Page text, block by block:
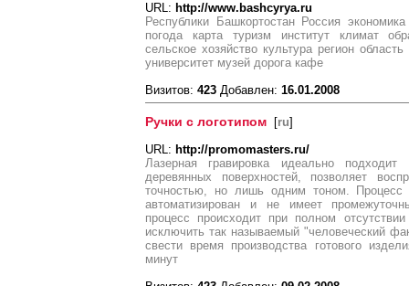
URL: http://www.bashcyrya.ru
Республики Башкортостан Россия
погода карта туризм институт климат
сельское хозяйство культура регион
университет музей дорога кафе
Визитов: 423 Добавлен: 16.01.2008
Ручки с логотипом [ru]
URL: http://promomasters.ru/
Лазерная гравировка идеально
деревянных поверхностей, позволяет
точностью, но лишь одним тоном. Процесс
автоматизирован и не имеет
процесс происходит при полном
исключить так называемый "человеческий
свести время производства готового
минут